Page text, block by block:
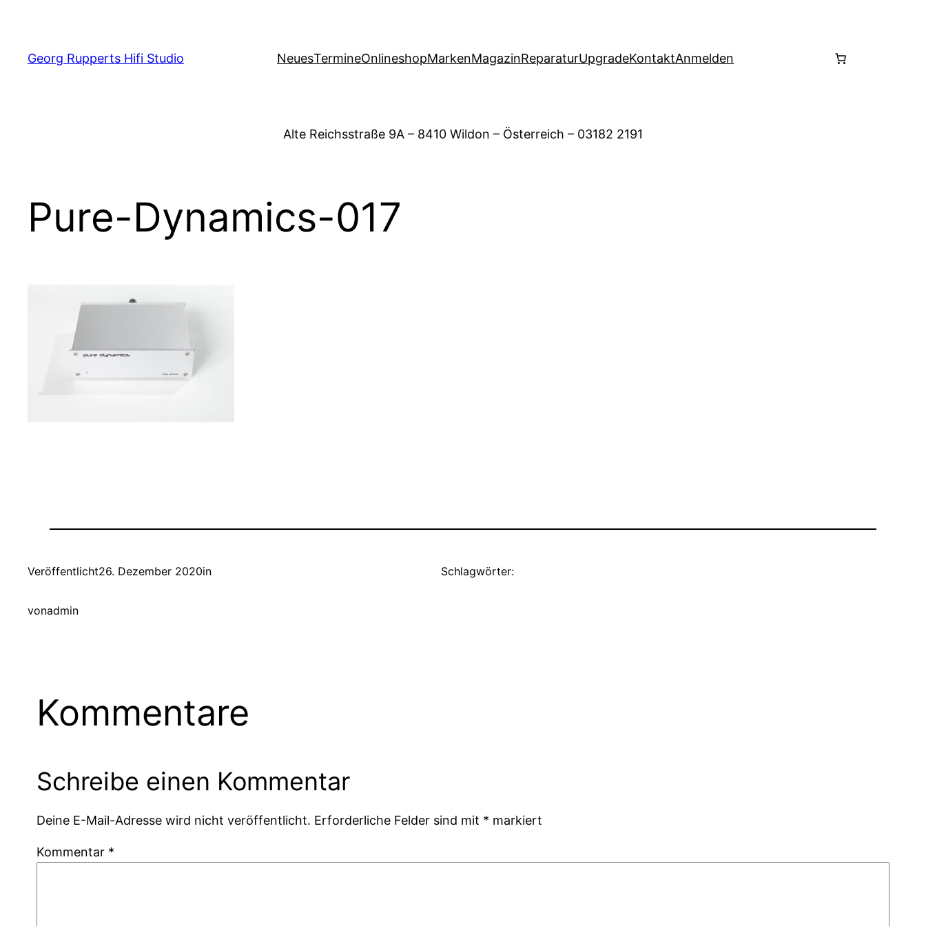
springen
Georg Rupperts Hifi Studio NeuesTermineOnlineshopMarkenMagazinReparaturUpgradeKontaktAnmelden
Alte Reichsstraße 9A – 8410 Wildon – Österreich – 03182 2191
Pure-Dynamics-017
Veröffentlicht26. Dezember 2020in
vonadmin
Schlagwörter:
Kommentare
Schreibe einen Kommentar
Deine E-Mail-Adresse wird nicht veröffentlicht. Erforderliche Felder sind mit * markiert
Kommentar *